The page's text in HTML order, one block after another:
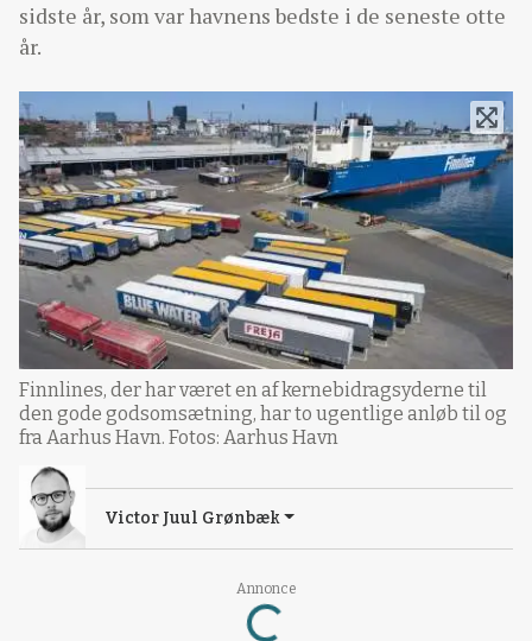
Annonce
Loading...
sidste år, som var havnens bedste i de seneste otte
år.
Finnlines, der har været en af kernebidragsyderne til
den gode godsomsætning, har to ugentlige anløb til og
fra Aarhus Havn. Fotos: Aarhus Havn
Victor Juul Grønbæk